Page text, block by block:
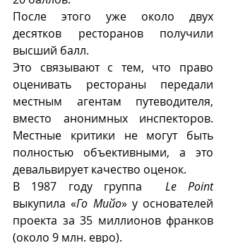
После этого уже около двух
десятков ресторанов получили
высший балл.
Это связывают с тем, что право
оценивать рестораны передали
местным агентам путеводителя,
вместо анонимных инспекторов.
Местные критики не могут быть
полностью объективными, а это
девальвирует качество оценок.
В 1987 году группа Le Point
выкупила «Го Мийо» у основателей
проекта за 35 миллионов франков
(около 9 млн. евро).